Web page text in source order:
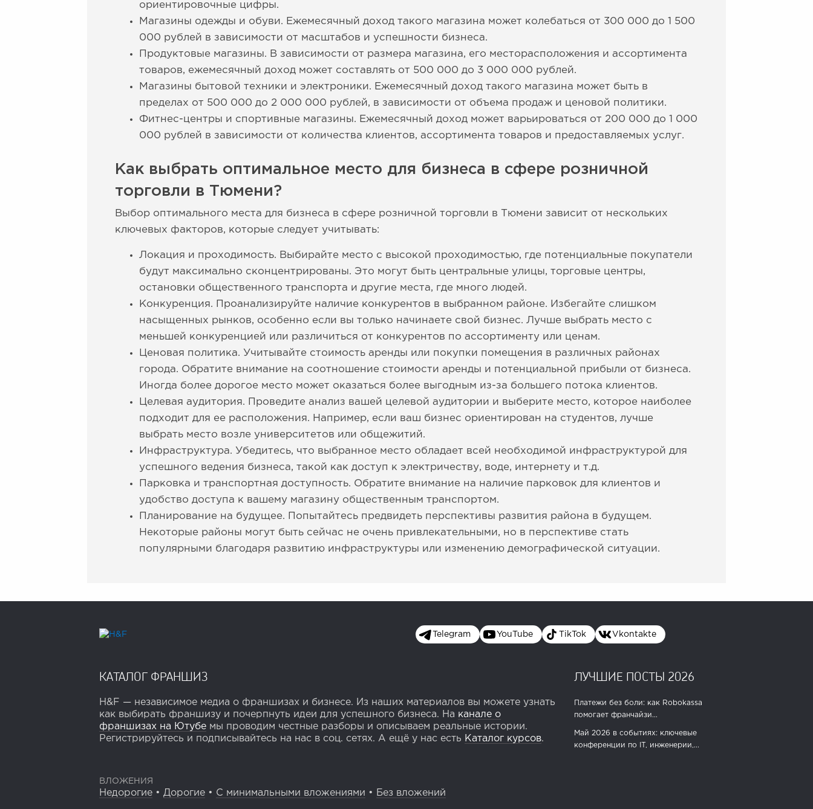
ориентировочные цифры.
Магазины одежды и обуви. Ежемесячный доход такого магазина может колебаться от 300 000 до 1 500
000 рублей в зависимости от масштабов и успешности бизнеса.
Продуктовые магазины. В зависимости от размера магазина, его месторасположения и ассортимента
товаров, ежемесячный доход может составлять от 500 000 до 3 000 000 рублей.
Магазины бытовой техники и электроники. Ежемесячный доход такого магазина может быть в
пределах от 500 000 до 2 000 000 рублей, в зависимости от объема продаж и ценовой политики.
Фитнес-центры и спортивные магазины. Ежемесячный доход может варьироваться от 200 000 до 1 000
000 рублей в зависимости от количества клиентов, ассортимента товаров и предоставляемых услуг.
Как выбрать оптимальное место для бизнеса в сфере розничной
торговли в Тюмени?
Выбор оптимального места для бизнеса в сфере розничной торговли в Тюмени зависит от нескольких
ключевых факторов, которые следует учитывать:
Локация и проходимость. Выбирайте место с высокой проходимостью, где потенциальные покупатели
будут максимально сконцентрированы. Это могут быть центральные улицы, торговые центры,
остановки общественного транспорта и другие места, где много людей.
Конкуренция. Проанализируйте наличие конкурентов в выбранном районе. Избегайте слишком
насыщенных рынков, особенно если вы только начинаете свой бизнес. Лучше выбрать место с
меньшей конкуренцией или различиться от конкурентов по ассортименту или ценам.
Ценовая политика. Учитывайте стоимость аренды или покупки помещения в различных районах
города. Обратите внимание на соотношение стоимости аренды и потенциальной прибыли от бизнеса.
Иногда более дорогое место может оказаться более выгодным из-за большего потока клиентов.
Целевая аудитория. Проведите анализ вашей целевой аудитории и выберите место, которое наиболее
подходит для ее расположения. Например, если ваш бизнес ориентирован на студентов, лучше
выбрать место возле университетов или общежитий.
Инфраструктура. Убедитесь, что выбранное место обладает всей необходимой инфраструктурой для
успешного ведения бизнеса, такой как доступ к электричеству, воде, интернету и т.д.
Парковка и транспортная доступность. Обратите внимание на наличие парковок для клиентов и
удобство доступа к вашему магазину общественным транспортом.
Планирование на будущее. Попытайтесь предвидеть перспективы развития района в будущем.
Некоторые районы могут быть сейчас не очень привлекательными, но в перспективе стать
популярными благодаря развитию инфраструктуры или изменению демографической ситуации.
Telegram YouTube TikTok Vkontakte
КАТАЛОГ ФРАНШИЗ
H&F — независимое медиа о франшизах и бизнесе. Из наших материалов вы можете узнать
как выбирать франшизу и почерпнуть идеи для успешного бизнеса. На канале о
франшизах на Ютубе мы проводим честные разборы и описываем реальные истории.
Регистрируйтесь и подписывайтесь на нас в соц. сетях. А ещё у нас есть Каталог курсов.
ЛУЧШИЕ ПОСТЫ 2026
Платежи без боли: как Robokassa
помогает франчайзи...
Май 2026 в событиях: ключевые
конференции по IT, инженерии,...
ВЛОЖЕНИЯ
Недорогие • Дорогие • С минимальными вложениями • Без вложений